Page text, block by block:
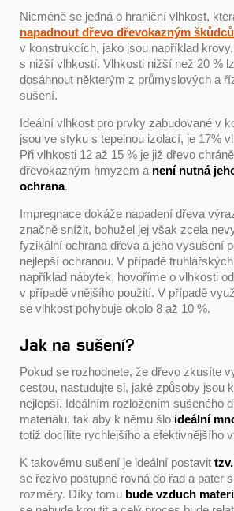
Nicméně se jedná o hraniční vlhkost,
napadnout dřevo dřevokazným
v konstrukcích, jako jsou například
s nižší vlhkostí. Vlhkosti nižší než 20 %
dosáhnout některým z průmyslových a
sušení.
Ideální vlhkost pro prvky zabudované v
jsou ve styku s tepelnou izolací, je 17%
Při vlhkosti 12 až 15 % je již dřevo
dřevokazným hmyzem a není nutná
ochrana.
Impregnace dokáže napadení dřeva
značně snížit, bohužel jej však zcela
fyzikální ochrana dřeva a jeho vysušení
nejlepší ochranou. V případě
například nábytek, hovoříme o vlhkosti
v případě vnějšího použití. V případě
se vlhkost pohybuje okolo 8 až 10 %.
Jak na sušení?
Pokud se rozhodnete, že dřevo zkusíte
cestou, nastudujte si, jaké způsoby jsou
nejlepší. Ideálním rozložením sušeného
materiálu, tak aby k němu šlo ideální
totiž docílíte rychlejšího a efektivnějšího
K takovému sušení je ideální postavit
se řezivo postupně rovná do řad a pater
rozměry. Díky tomu bude vzduch